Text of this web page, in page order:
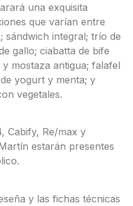
una exquisita
que varían entre
sándwich integral; trío de
gallo; ciabatta de bife
mostaza antigua; falafel
yogurt y menta; y
vegetales.
Cabify, Re/max y
estarán presentes
y las fichas técnicas